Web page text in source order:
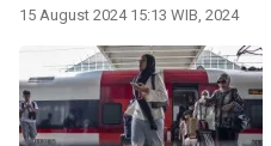
15 August 2024 15:13 WIB, 2024